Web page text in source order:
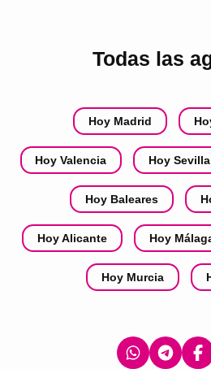
Todas las
Hoy Madrid
Hoy Valencia Hoy Sevilla
Hoy Baleares
Hoy Alicante Hoy
Hoy Murcia